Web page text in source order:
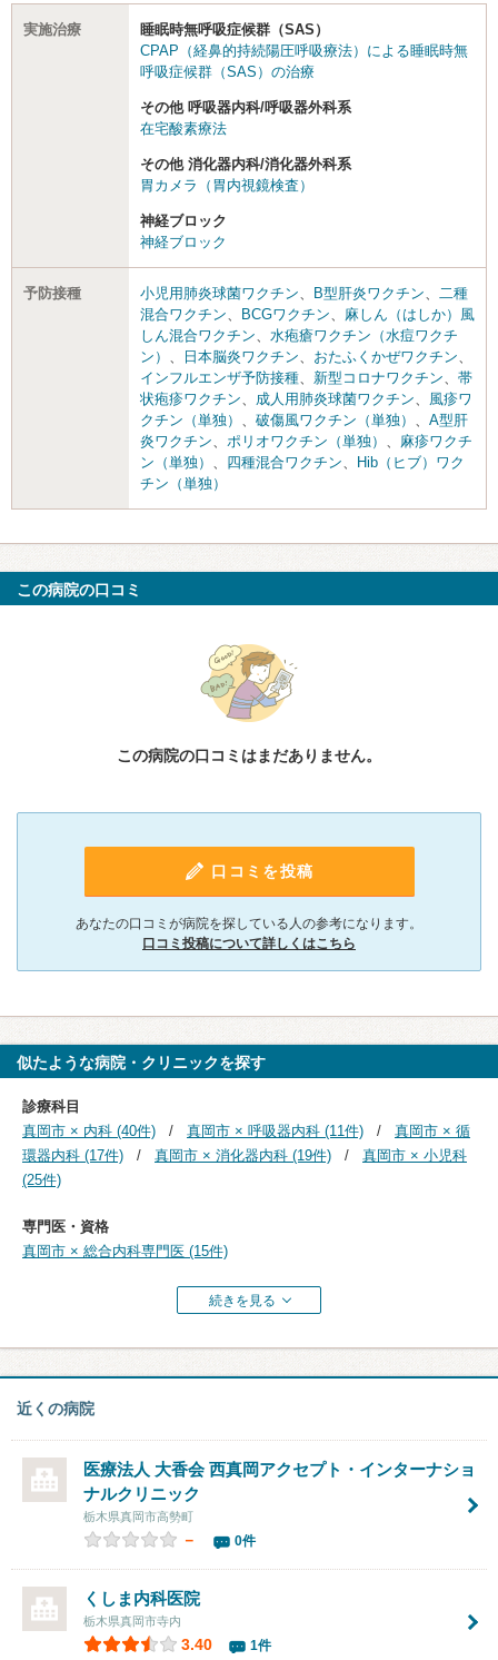
実施治療
睡眠時無呼吸症候群（SAS）
CPAP（経鼻的持続陽圧呼吸療法）による睡眠時無
呼吸症候群（SAS）の治療
その他 呼吸器内科/呼吸器外科系
在宅酸素療法
その他 消化器内科/消化器外科系
胃カメラ（胃内視鏡検査）
神経ブロック
神経ブロック
予防接種 小児用肺炎球菌ワクチン B型肝炎ワクチン
二種
混合ワクチン
BCGワクチン
麻しん（はしか）風
しん混合ワクチン
水疱瘡ワクチン（水痘ワクチ
ン）
日本脳炎ワクチン おたふくかぜワクチン
インフルエンザ予防接種
新型コロナワクチン
帯
状疱疹ワクチン
成人用肺炎球菌ワクチン
風疹ワ
クチン（単独）
破傷風ワクチン（単独）
A型肝
炎ワクチン
ポリオワクチン（単独）
麻疹ワクチ
ン（単独）
四種混合ワクチン
Hib（ヒブ）ワク
チン（単独）
この病院の口コミ
この病院の口コミはまだありません。
口コミを投稿
あなたの口コミが病院を探している人の参考になります。
口コミ投稿について詳しくはこちら
似たような病院・クリニックを探す
診療科目
真岡市 × 内科 (40件)
真岡市 × 呼吸器内科 (11件)
真岡市 × 循
環器内科 (17件)
真岡市 × 消化器内科 (19件)
真岡市 × 小児科
(25件)
専門医・資格
真岡市 × 総合内科専門医 (15件)
続きを見る
近くの病院
医療法人 大香会 西真岡アクセプト・インターナショ
ナルクリニック
栃木県真岡市高勢町
－ 0件
くしま内科医院
栃木県真岡市寺内
3.40 1件